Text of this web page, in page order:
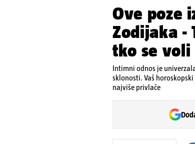
Ove poze
Zodijaka -
tko se
Intimni odnos je
sklonosti. Vaš
najviše privlače